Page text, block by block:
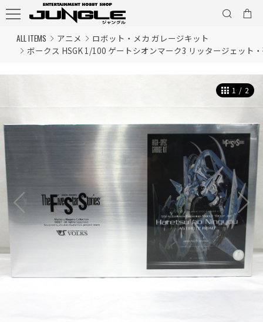
ALL ITEMS アニメ
ロボット・メカ ガレージキット
ボークス HSGK 1/100 ゲートシオンマーク3 リッタージェット
1 / 2